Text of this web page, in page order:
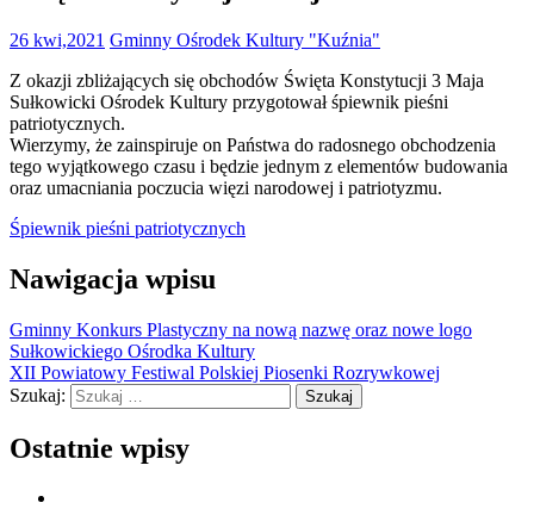
26 kwi,2021 Gminny Ośrodek Kultury "Kuźnia"
Z okazji zbliżających się obchodów Święta Konstytucji 3 Maja
Sułkowicki Ośrodek Kultury przygotował śpiewnik pieśni
patriotycznych.
Wierzymy, że zainspiruje on Państwa do radosnego obchodzenia
tego wyjątkowego czasu i będzie jednym z elementów budowania
oraz umacniania poczucia więzi narodowej i patriotyzmu.
Śpiewnik pieśni patriotycznych
Nawigacja wpisu
Gminny Konkurs Plastyczny na nową nazwę oraz nowe logo
Sułkowickiego Ośrodka Kultury
XII Powiatowy Festiwal Polskiej Piosenki Rozrywkowej
Szukaj:
Ostatnie wpisy